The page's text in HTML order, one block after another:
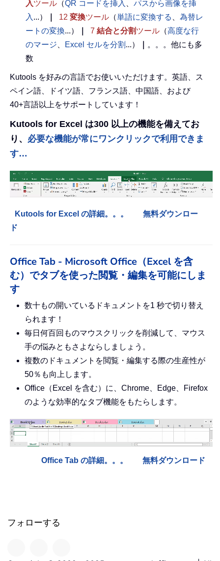
入ツール （QR コードを挿入
パスから画像を挿
入 ...） 12 変換ツール （単語に変換する
為替レ
ートの変換...） 7 結合と分割ツール （高度な行
のマージ
Excel セルを分割 ...）
。。。他にも多
数
Kutools を好みの言語でお使いいただけます。英語、ス
ペイン語、ドイツ語、フランス語、中国語、および
40+言語以上をサポートしています！
Kutools for Excel は300 以上の機能を備えてお
り、 必要な機能が常にワンクリックで利用できま
す…
Kutools for Excel の詳細。。。
無料ダウンロー
ド
Office Tab - Microsoft Office（Excel を含
む）でタブを使った閲覧・編集を可能にしま
す
数十もの開いているドキュメントを1 秒で切り替え
られます！
毎日何百回ものマウスクリックを削減して、マウス
手の悩みともさよならしましょう。
複数のドキュメントを閲覧・編集する際の生産性が
50％も向上します。
Office（Excel を含む）に、Chrome、Edge、Firefox
のような効率的なタブ機能をもたらします。
Office Tab の詳細。。。 無料ダウンロード
フォローする